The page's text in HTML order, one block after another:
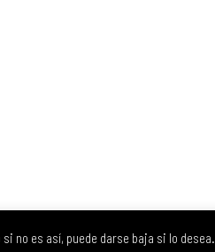
no es así, puede darse baja si lo desea.